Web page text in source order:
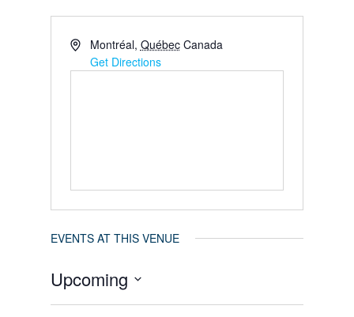
Montréal, Québec Canada
Get Directions
EVENTS AT THIS VENUE
Upcoming
Select